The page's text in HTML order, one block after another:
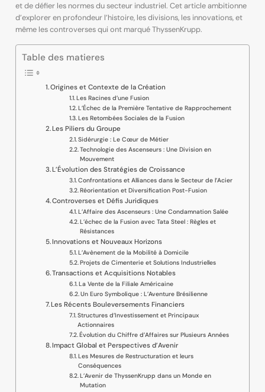
et de défier les normes du secteur industriel. Cet article ambitionne
d’explorer en profondeur l’histoire, les divisions, les innovations, et
même les controverses qui ont marqué ThyssenKrupp.
Table des matieres
Origines et Contexte de la Création
Les Racines d’une Fusion
L’Échec de la Première Tentative de Rapprochement
Les Retombées Sociales de la Fusion
Les Piliers du Groupe
Sidérurgie : Le Cœur de Métier
Technologie des Ascenseurs : Une Division en
Mouvement
L’Évolution des Stratégies de Croissance
Confrontations et Alliances dans le Secteur de l’Acier
Réorientation et Diversification Post-Fusion
Controverses et Défis Juridiques
L’Affaire des Ascenseurs : Une Condamnation Salée
L’échec de la Fusion avec Tata Steel : Règles et
Résistances
Innovations et Nouveaux Horizons
L’Avènement de la Mobilité à Domicile
Projets de Cimenterie et Solutions Industrielles
Transactions et Acquisitions Notables
La Vente de la Filiale Américaine
Un Euro Symbolique : L’Aventure Brésilienne
Les Récents Bouleversements Financiers
Structures d’Investissement et Principaux
Actionnaires
Évolution du Chiffre d’Affaires sur Plusieurs Années
Impact Global et Perspectives d’Avenir
Les Mesures de Restructuration et leurs
Conséquences
L’Avenir de ThyssenKrupp dans un Monde en
Mutation